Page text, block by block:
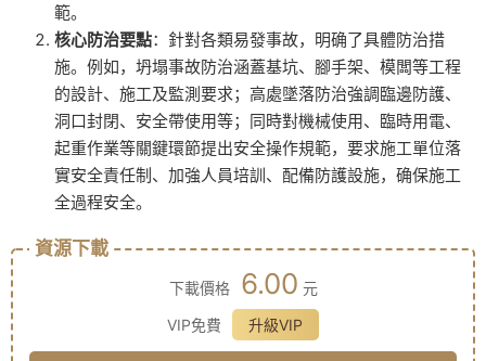
範。
核心防治要點：針對各類易發事故，明确了具體防治措
施。例如，坍塌事故防治涵蓋基坑、腳手架、模闆等工程
的設計、施工及監測要求；高處墜落防治強調臨邊防護、
洞口封閉、安全帶使用等；同時對機械使用、臨時用電、
起重作業等關鍵環節提出安全操作規範，要求施工單位落
實安全責任制、加強人員培訓、配備防護設施，确保施工
全過程安全。
資源下載
下載價格 6.00 元
VIP免費
升級VIP